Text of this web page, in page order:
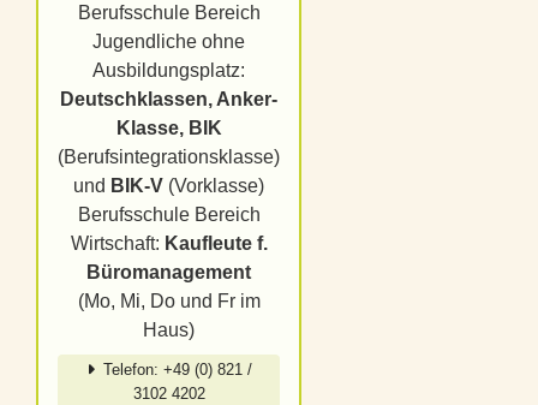
Berufsschule Bereich
Jugendliche ohne
Ausbildungsplatz:
Deutschklassen, Anker-
Klasse, BIK
(Berufsintegrationsklasse)
und BIK-V (Vorklasse)
Berufsschule Bereich
Wirtschaft: Kaufleute f.
Büromanagement
(Mo, Mi, Do und Fr im
Haus)
Telefon: +49 (0) 821 /
3102 4202